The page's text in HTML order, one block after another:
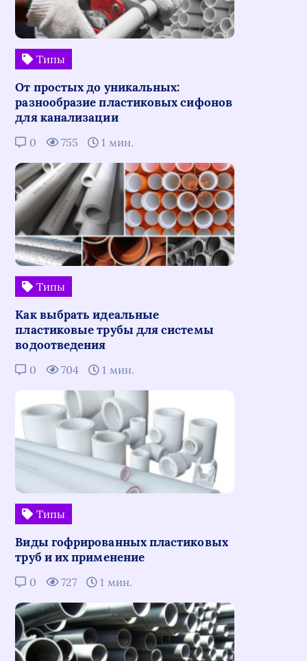
Типы
От простых до уникальных:
разнообразие пластиковых сифонов
для канализации
0 755 1 мин.
Типы
Как выбрать идеальные
пластиковые трубы для системы
водоотведения
0 704 1 мин.
Типы
Виды гофрированных пластиковых
труб и их применение
0 727 1 мин.